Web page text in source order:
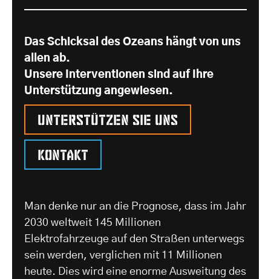
Das Schicksal des Ozeans hängt von uns
allen ab.
Unsere Interventionen sind auf Ihre
Unterstützung angewiesen.
Unterstützen Sie uns
Kontakt
Man denke nur an die Prognose, dass im Jahr
2030 weltweit 145 Millionen
Elektrofahrzeuge auf den Straßen unterwegs
sein werden, verglichen mit 11 Millionen
heute. Dies wird eine enorme Ausweitung des